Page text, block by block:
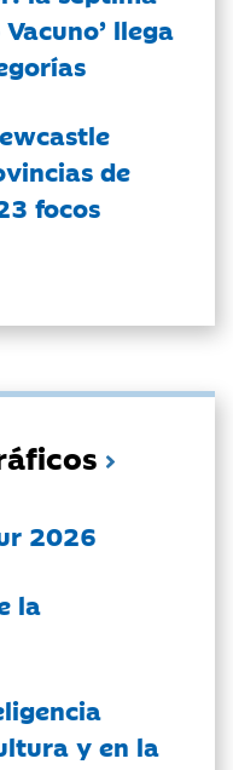
llega
de
focos
2026
la
y en la